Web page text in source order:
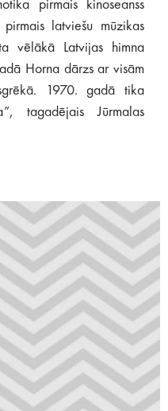
pirmais kinoseanss
latviešu mūzikas
vēlākā Latvijas himna
Horna dārzs ar visām
1970. gadā tika
tagadējais Jūrmalas